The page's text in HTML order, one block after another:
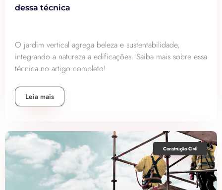
dessa técnica
O jardim vertical agrega beleza e sustentabilidade,
integrando a natureza a edificações. Saiba mais sobre essa
técnica no artigo completo!
Leia mais
Construção Civil